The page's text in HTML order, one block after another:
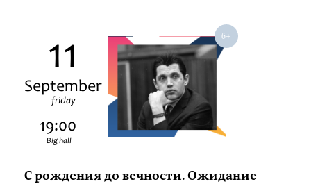
11
September
friday
19:00
Big hall
С рождения до вечности. Ожидание